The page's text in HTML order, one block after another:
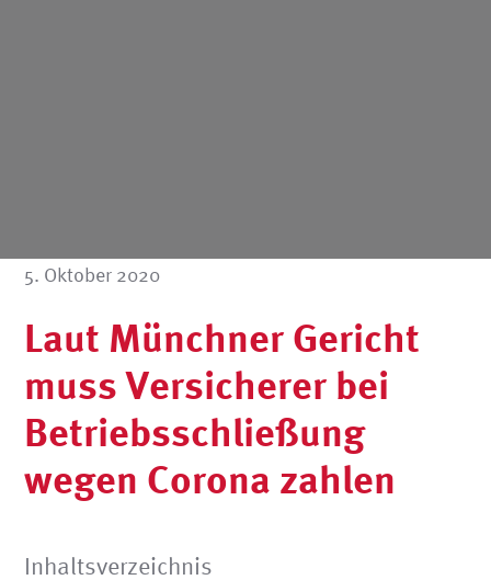
5. Oktober 2020
Laut Münchner Gericht
muss Versicherer bei
Betriebsschließung
wegen Corona zahlen
Inhaltsverzeichnis